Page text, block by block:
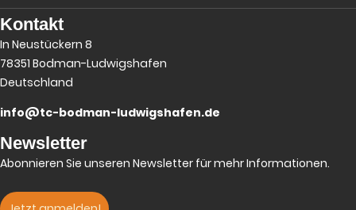
Kontakt
In Neustückern 8
78351 Bodman-Ludwigshafen
Deutschland
info@tc-bodman-ludwigshafen.de
Newsletter
Abonnieren Sie unseren Newsletter für mehr Informationen.